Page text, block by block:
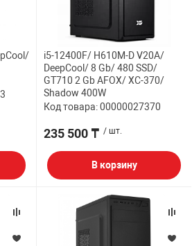
i5-12400F/ H610M-D V20A/
DeepCool/ 8 Gb/ 480 SSD/
GT710 2 Gb AFOX/ XC-370/
Shadow 400W
Код товара: 00000027370
235 500 ₸ / шт.
В корзину